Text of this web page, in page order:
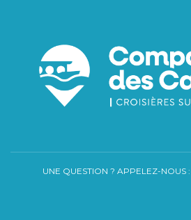
UNE QUESTION ? APPELEZ-NOUS :